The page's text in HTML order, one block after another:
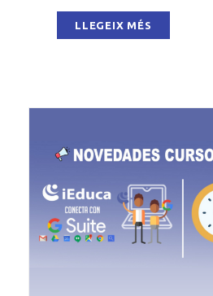
LLEGEIX MÉS